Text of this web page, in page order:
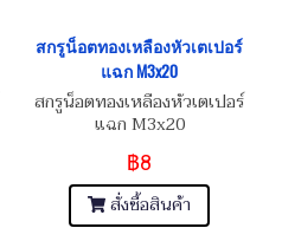
สกรูน็อตทองเหลืองหัวเตเปอร์
แฉก M3x20
สกรูน็อตทองเหลืองหัวเตเปอร์
แฉก M3x20
฿8
สั่งซื้อสินค้า